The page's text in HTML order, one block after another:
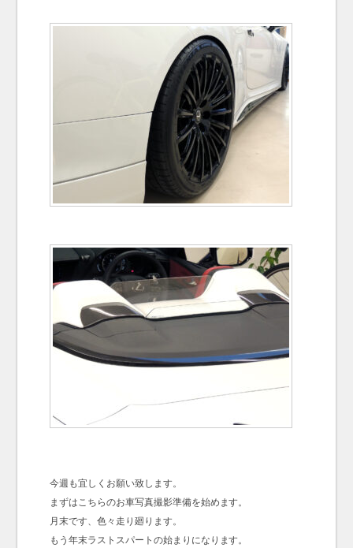
今週も宜しくお願い致します。
まずはこちらのお車写真撮影準備を始めます。
月末です、色々走り廻ります。
もう年末ラストスパートの始まりになります。